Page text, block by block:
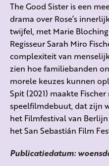
The Good Sister is een
drama over Rose’s
twijfel, met Marie
Regisseur Sarah Miro
complexiteit van
zien hoe familiebanden
morele keuzes kunnen
Spit (2021) maakte
speelfilmdebuut, dat zijn
het Filmfestival van
het San Sebastián Film
Publicatiedatum: